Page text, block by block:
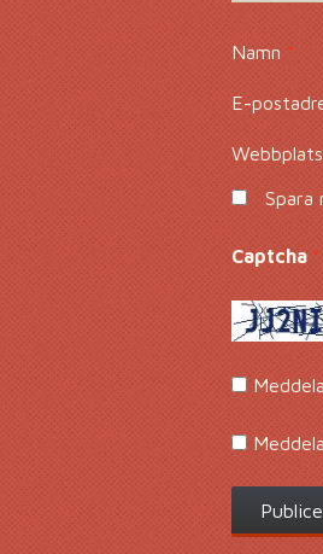
Namn*
E-
Webbplats
Spara
Captcha*